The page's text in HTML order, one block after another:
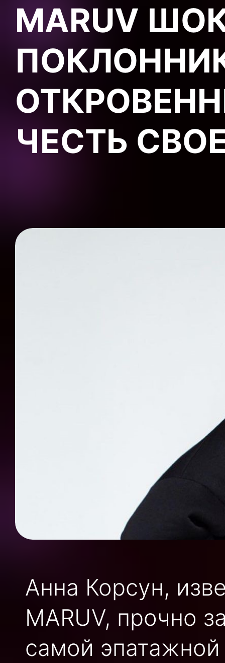
MARUV
ЧЕСТЬ
Анна Корсун,
MARUV, прочно
самой